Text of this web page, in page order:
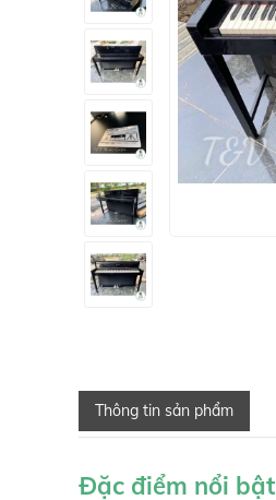
Thông tin sản phẩm
Đặc điểm nổi bật